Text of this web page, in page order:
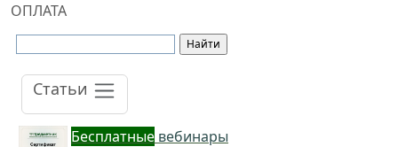
ОПЛАТА
Статьи
Бесплатные вебинары